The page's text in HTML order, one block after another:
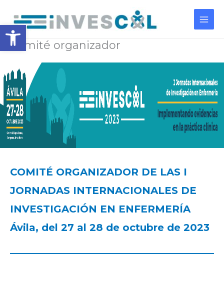
contenido
Comité organizador
COMITÉ ORGANIZADOR DE LAS I
JORNADAS INTERNACIONALES DE
INVESTIGACIÓN EN ENFERMERÍA
Ávila, del 27 al 28 de octubre de 2023
Abrir barra de herramientas